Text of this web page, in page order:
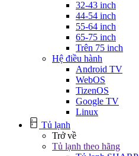
32-43 inch
44-54 inch
55-64 inch
65-75 inch
Trên 75 inch
Hệ điều hành
Android TV
WebOS
TizenOS
Google TV
Linux
Tủ lạnh
Trở về
Tủ lạnh theo hãng